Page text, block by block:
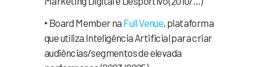
‣ Board Member na Full Venue, plataforma
que utiliza Inteligência Artificial para criar
audiências/segmentos de elevada